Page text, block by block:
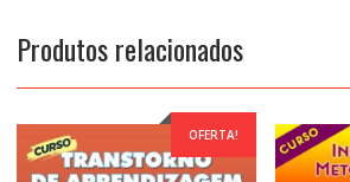
Produtos relacionados
OFERTA!